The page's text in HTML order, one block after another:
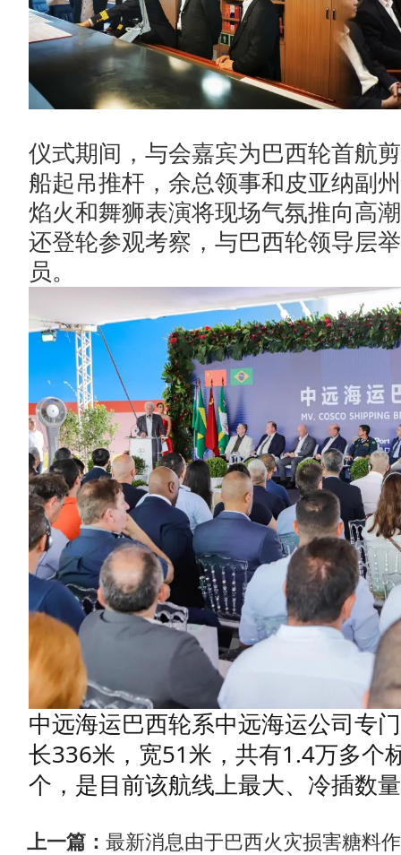
仪式期间，与会嘉宾为巴西轮首航
船起吊推杆，余总领事和皮亚纳副
焰火和舞狮表演将现场气氛推向高
还登轮参观考察，与巴西轮领导层
员。
中远海运巴西轮系中远海运公司专
长336米，宽51米，共有1.4万多个
个，是目前该航线上最大、冷插数
上一篇： 最新消息由于巴西火灾损害糖料